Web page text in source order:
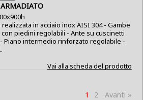
in acciaio inox AISI 304 - Gambe
piedini regolabili - Ante su cuscinetti
Piano intermedio rinforzato regolabile -
Vai alla scheda del prodotto
1 2 Avanti »